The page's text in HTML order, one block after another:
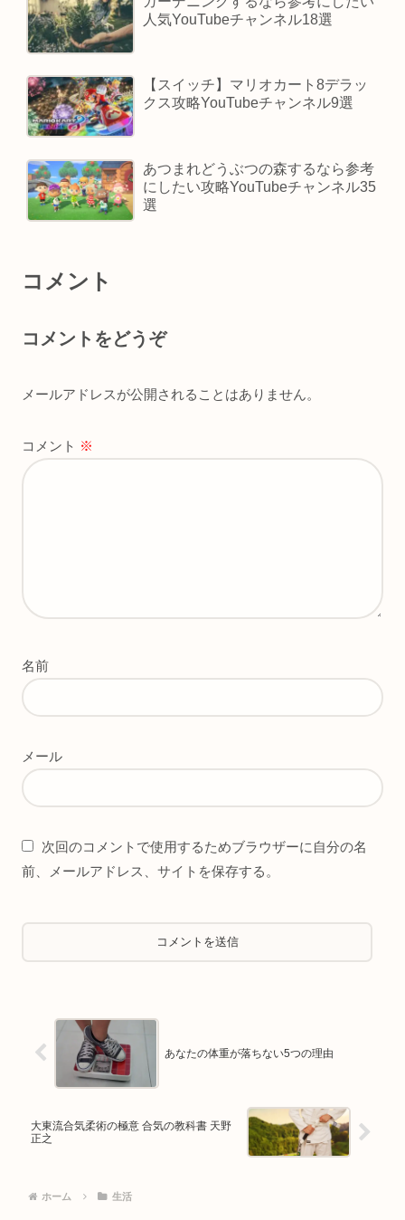
人気YouTubeチャンネル18選
【スイッチ】マリオカート8デラッ
クス攻略YouTubeチャンネル9選
あつまれどうぶつの森するなら参考
にしたい攻略YouTubeチャンネル35
選
コメント
コメントをどうぞ
メールアドレスが公開されることはありません。
コメント ※
名前
メール
次回のコメントで使用するためブラウザーに自分の名
前、メールアドレス、サイトを保存する。
あなたの体重が落ちない5つの理由
大東流合気柔術の極意 合気の教科書 天野
正之
ホーム 生活